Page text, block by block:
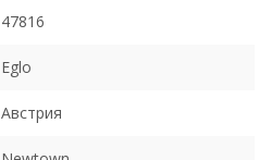
47816
Eglo
Австрия